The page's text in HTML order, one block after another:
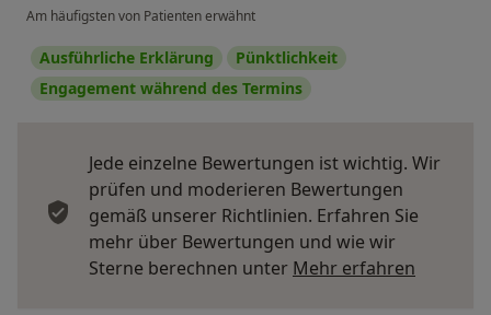
Am häufigsten von Patienten erwähnt
Ausführliche Erklärung
Pünktlichkeit
Engagement während des Termins
Jede einzelne Bewertungen ist wichtig. Wir
prüfen und moderieren Bewertungen
gemäß unserer Richtlinien. Erfahren Sie
mehr über Bewertungen und wie wir
Sterne berechnen unter Mehr erfahren